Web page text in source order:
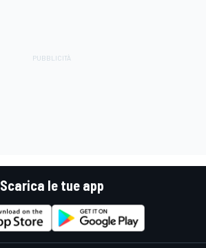
Scarica le tue app